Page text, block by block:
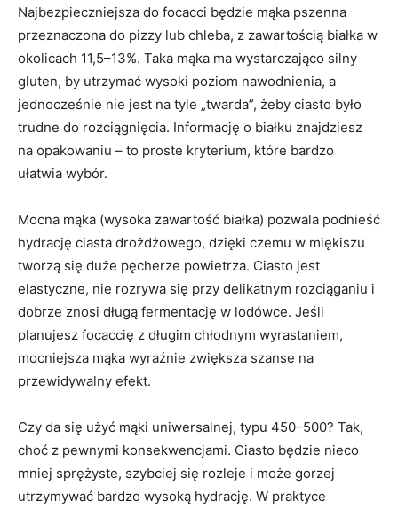
Najbezpieczniejsza do focacci będzie mąka pszenna
przeznaczona do pizzy lub chleba, z zawartością białka w
okolicach 11,5–13%. Taka mąka ma wystarczająco silny
gluten, by utrzymać wysoki poziom nawodnienia, a
jednocześnie nie jest na tyle „twarda”, żeby ciasto było
trudne do rozciągnięcia. Informację o białku znajdziesz
na opakowaniu – to proste kryterium, które bardzo
ułatwia wybór.
Mocna mąka (wysoka zawartość białka) pozwala podnieść
hydrację ciasta drożdżowego, dzięki czemu w miękiszu
tworzą się duże pęcherze powietrza. Ciasto jest
elastyczne, nie rozrywa się przy delikatnym rozciąganiu i
dobrze znosi długą fermentację w lodówce. Jeśli
planujesz focaccię z długim chłodnym wyrastaniem,
mocniejsza mąka wyraźnie zwiększa szanse na
przewidywalny efekt.
Czy da się użyć mąki uniwersalnej, typu 450–500? Tak,
choć z pewnymi konsekwencjami. Ciasto będzie nieco
mniej sprężyste, szybciej się rozleje i może gorzej
utrzymywać bardzo wysoką hydrację. W praktyce